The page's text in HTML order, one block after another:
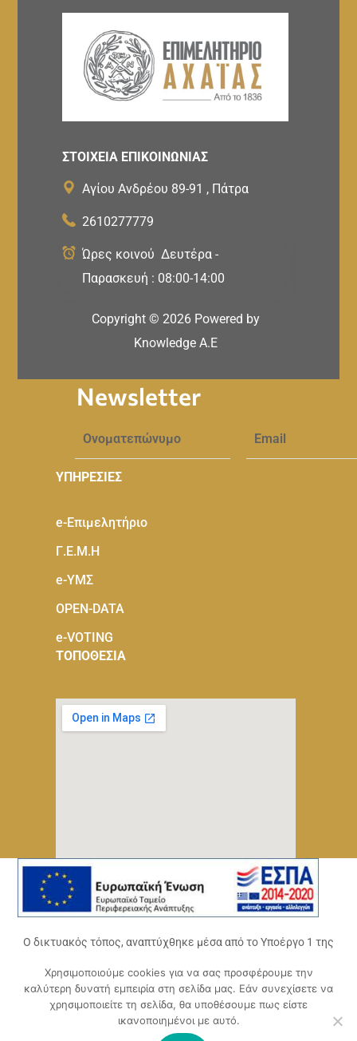
ΣΤΟΙΧΕΙΑ ΕΠΙΚΟΙΝΩΝΙΑΣ
Αγίου Ανδρέου 89-91 , Πάτρα
2610277779
Ώρες κοινού Δευτέρα -
Παρασκευή : 08:00-14:00
Copyright © 2026 Powered by
Knowledge A.E
Newsletter
ΥΠΗΡΕΣΙΕΣ
e-Eπιμελητήριο
Γ.Ε.Μ.Η
e-ΥΜΣ
OPEN-DATA
e-VOTING
ΤΟΠΟΘΕΣΙΑ
Ο δικτυακός τόπος, αναπτύχθηκε μέσα από το Υποέργο 1 της
«Ψηφιακό Οικοσύστημα Επιχειρηματικότητας του
Επιμελητηρίου Αχαΐας» (ΟΠΣ 5045300),
Επιχειρησιακό Πρόγραμμα «Δυτική Ελλάδα 2014-2020».
Συγχρηματοδοτείται από την Ευρωπαϊκή Ένωση (Ευρωπαϊκό
Χρησιμοποιούμε cookies για να σας προσφέρουμε την
καλύτερη δυνατή εμπειρία στη σελίδα μας. Εάν συνεχίσετε να
χρησιμοποιείτε τη σελίδα, θα υποθέσουμε πως είστε
ικανοποιημένοι με αυτό.